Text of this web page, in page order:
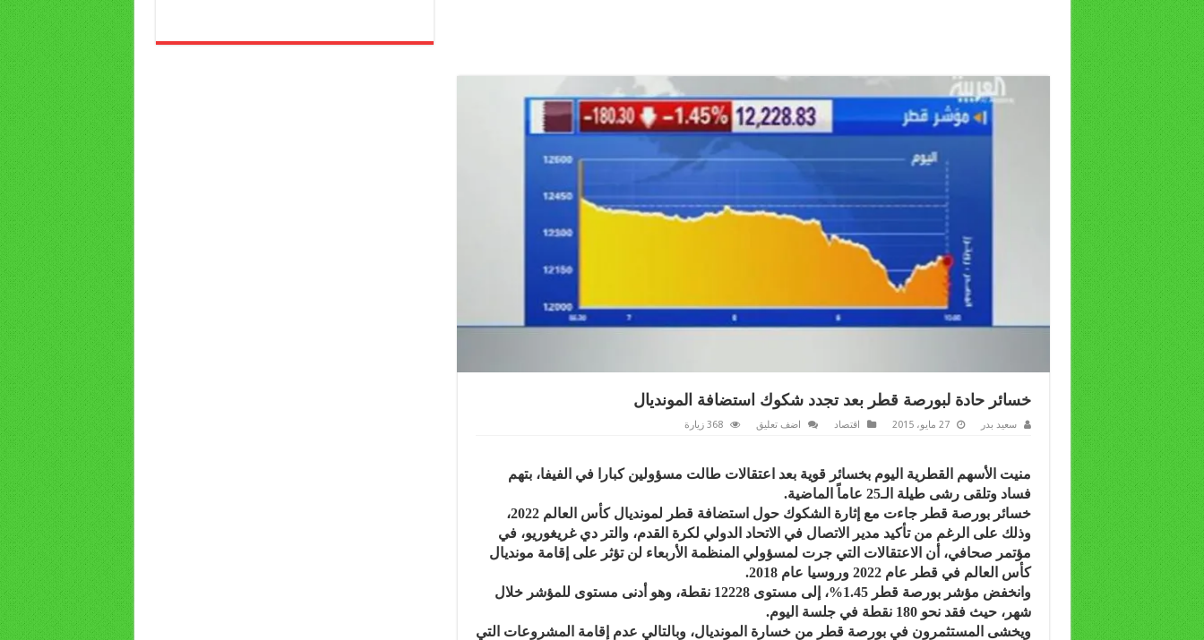
خسائر حادة لبورصة قطر بعد تجدد شكوك استضافة المونديال
سعيد بدر 27 مايو، 2015 اقتصاد اضف تعليق 368 زيارة
منيت الأسهم القطرية اليوم بخسائر قوية بعد اعتقالات طالت مسؤولين كبارا في الفيفا، بتهم
فساد وتلقى رشى طيلة الـ25 عاماً الماضية.
خسائر بورصة قطر جاءت مع إثارة الشكوك حول استضافة قطر لمونديال كأس العالم 2022،
وذلك على الرغم من تأكيد مدير الاتصال في الاتحاد الدولي لكرة القدم، والتر دي غريغوريو، في
مؤتمر صحافي، أن الاعتقالات التي جرت لمسؤولي المنظمة الأربعاء لن تؤثر على إقامة مونديال
كأس العالم في قطر عام 2022 وروسيا عام 2018.
وانخفض مؤشر بورصة قطر 1.45%، إلى مستوى 12228 نقطة، وهو أدنى مستوى للمؤشر خلال
شهر، حيث فقد نحو 180 نقطة في جلسة اليوم.
ويخشى المستثمرون في بورصة قطر من خسارة المونديال، وبالتالي عدم إقامة المشروعات التي